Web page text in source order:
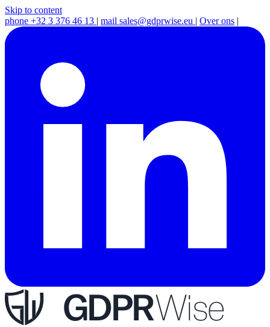
Skip to content
phone +32 3 376 46 13 | mail sales@gdprwise.eu | Over ons |